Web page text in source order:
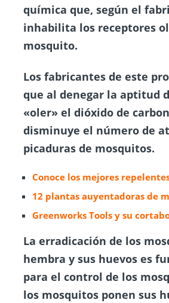
química que, según el
inhabilita los receptores
mosquito.
Los fabricantes de este
que al denegar la aptitud
«oler» el dióxido de
disminuye el número de
picaduras de mosquitos.
Conoce los mejores
12 plantas auyentadoras de
Greenworks Tools y su
La erradicación de los
hembra y sus huevos es
para el control de los
los mosquitos ponen sus